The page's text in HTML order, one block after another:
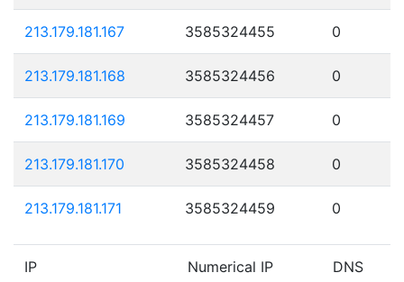
213.179.181.167 3585324455 0
213.179.181.168 3585324456 0
213.179.181.169 3585324457 0
213.179.181.170 3585324458 0
213.179.181.171 3585324459 0
IP Numerical IP DNS